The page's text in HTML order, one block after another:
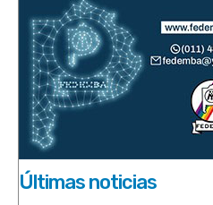
Últimas noticias